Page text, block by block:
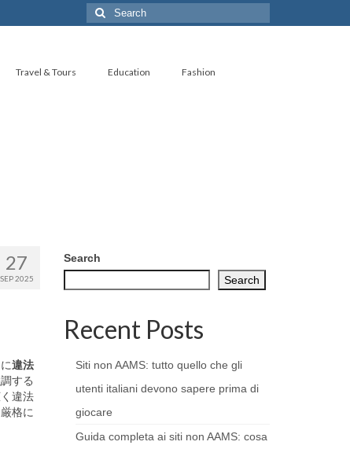
Search
for:
Travel & Tours Education Fashion
27
SEP 2025
違法
する
違法
格に
Search
Search
Recent Posts
Siti non AAMS: tutto quello che gli
utenti italiani devono sapere prima di
giocare
Guida completa ai siti non AAMS: cosa